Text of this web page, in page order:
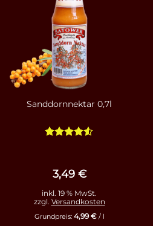
Sanddornnektar 0,7l
3,49 €
inkl. 19 % MwSt.
zzgl. Versandkosten
Grundpreis: 4,99€/ l